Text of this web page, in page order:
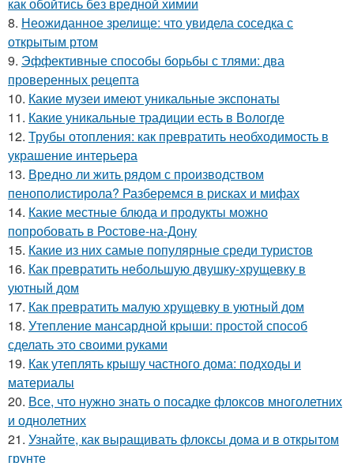
8. Неожиданное зрелище: что увидела соседка с
открытым ртом
9. Эффективные способы борьбы с тлями: два
проверенных рецепта
10. Какие музеи имеют уникальные экспонаты
11. Какие уникальные традиции есть в Вологде
12. Трубы отопления: как превратить необходимость в
украшение интерьера
13. Вредно ли жить рядом с производством
пенополистирола? Разберемся в рисках и мифах
14. Какие местные блюда и продукты можно
попробовать в Ростове-на-Дону
15. Какие из них самые популярные среди туристов
16. Как превратить небольшую двушку-хрущевку в
уютный дом
17. Как превратить малую хрущевку в уютный дом
18. Утепление мансардной крыши: простой способ
сделать это своими руками
19. Как утеплять крышу частного дома: подходы и
материалы
20. Все, что нужно знать о посадке флоксов многолетних
и однолетних
21. Узнайте, как выращивать флоксы дома и в открытом
грунте